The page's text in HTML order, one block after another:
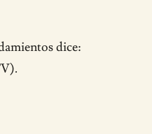
dice: